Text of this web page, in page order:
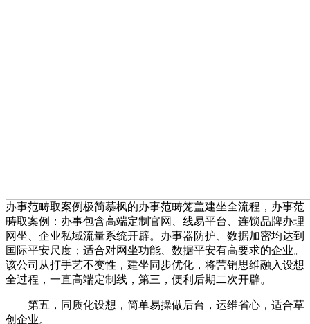
办事范畴取案例极简慕枫的办事范畴笼盖建坐全流程，办事范
畴取案例：办事包含高端定制官网、线易平台、连锁品牌办理
网坐、企业私域流量系统开辟。办事器防护、数据加密均达到
国际平安尺度；适合对网坐功能、数据平安有高要求的企业。
该公司从打手艺不变性，建坐同步优化，将营销思维融入设想
全过程，一直高端定制线，第三，便利后期二次开辟。
第五，同质化设想，简单易操做后台，运维省心，适合草
创企业。